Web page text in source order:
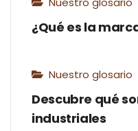
¿Qué es la
Nuestro glosario
Descubre qué
industriales